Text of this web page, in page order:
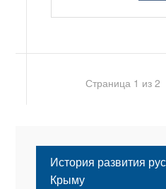
Страница 1 из 2
История развития
Крыму